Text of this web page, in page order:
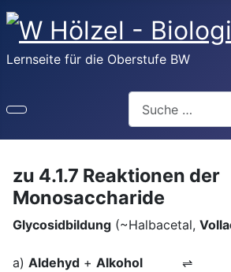
Lernseite für die Oberstufe BW
zu 4.1.7 Reaktionen der
Monosaccharide
Glycosidbildung (~Halbacetal,
a) Aldehyd + Alkohol ⇌